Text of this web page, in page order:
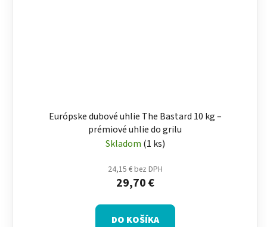
Európske dubové uhlie The Bastard 10 kg –
prémiové uhlie do grilu
Skladom (1 ks)
24,15 € bez DPH
29,70 €
DO KOŠÍKA